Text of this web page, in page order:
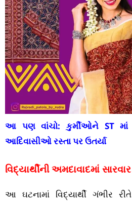
આ પણ વાંચો: કુર્મીઓને ST માં
આદિવાસીઓ રસ્તા પર ઉતર્યા
વિદ્યાર્થીની અમદાવાદમાં
આ ઘટનામાં વિદ્યાર્થી ગંભીર